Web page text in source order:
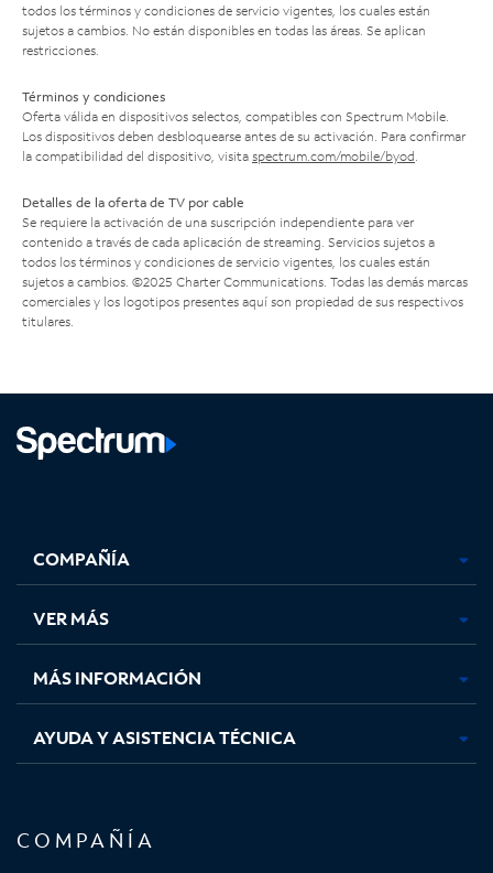
todos los términos y condiciones de servicio vigentes, los cuales están
sujetos a cambios. No están disponibles en todas las áreas. Se aplican
restricciones.
Términos y condiciones
Oferta válida en dispositivos selectos, compatibles con Spectrum Mobile.
Los dispositivos deben desbloquearse antes de su activación. Para confirmar
la compatibilidad del dispositivo, visita spectrum.com/mobile/byod
Detalles de la oferta de TV por cable
Se requiere la activación de una suscripción independiente para ver
contenido a través de cada aplicación de streaming. Servicios sujetos a
todos los términos y condiciones de servicio vigentes, los cuales están
sujetos a cambios. ©2025 Charter Communications. Todas las demás marcas
comerciales y los logotipos presentes aquí son propiedad de sus respectivos
titulares.
abre
en
pestaña
nueva
abre
en
pestaña
nueva
abre
en
pestaña
nueva
en
nueva
COMPAÑÍA
VER MÁS
MÁS INFORMACIÓN
AYUDA Y ASISTENCIA TÉCNICA
COMPAÑÍA